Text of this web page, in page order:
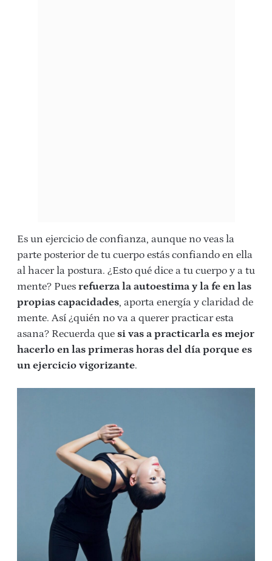
Es un ejercicio de confianza, aunque no veas la
parte posterior de tu cuerpo estás confiando en ella
al hacer la postura. ¿Esto qué dice a tu cuerpo y a tu
mente? Pues refuerza la autoestima y la fe en las
propias capacidades, aporta energía y claridad de
mente. Así ¿quién no va a querer practicar esta
asana? Recuerda que si vas a practicarla es mejor
hacerlo en las primeras horas del día porque es
un ejercicio vigorizante.